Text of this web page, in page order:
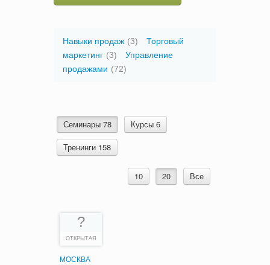
Войти
Навыки продаж (3)
Торговый
маркетинг (3)
Управление
продажами (72)
Семинары 78
Курсы 6
Тренинги 158
10 20 Все
?
ОТКРЫТАЯ
МОСКВА